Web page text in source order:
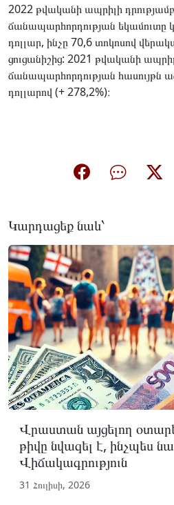
2022 թվականի ապրիլի
ճանապարհորդության եկամուտը
դոլլար, ինչը 70,6 տոկոսով
ցուցանիշից: 2021 թվականի
ճանապարհորդության հասույթն
դոլլարով (+ 278,2%)։
Կարդացեք նաև՝
Վրաստան այցելող
թիվը նվազել է, ինչպես
Վիճակագրություն
31 Հուլիսի, 2026